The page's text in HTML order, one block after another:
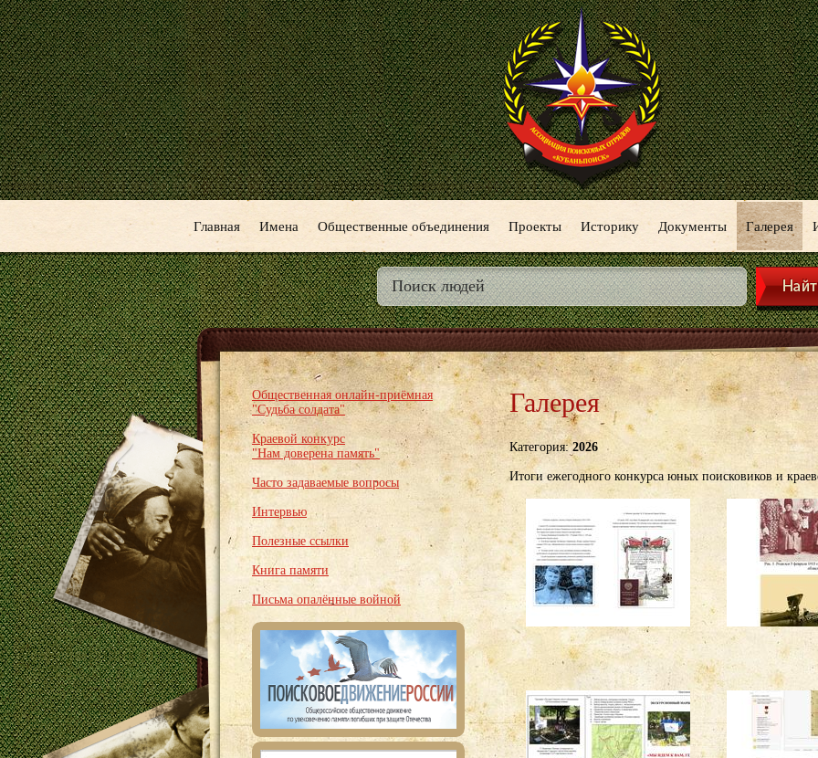
Главная Имена Общественные объединения Проекты Историку Документы Галерея
Общественная онлайн-приёмная
"Судьба солдата"
Краевой конкурс
"Нам доверена память"
Часто задаваемые вопросы
Интервью
Полезные ссылки
Книга памяти
Письма опалённые войной
Галерея
Категория:2026
Итоги ежегодного конкурса юных поисковиков и